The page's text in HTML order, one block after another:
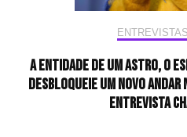
ENTREVISTAS
A entidade de um astro, o
desbloqueie um novo
Entrevista